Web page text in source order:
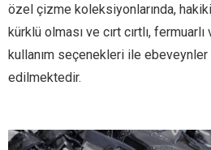
özel çizme koleksiyonlarında,
kürklü olması ve cırt cırtlı,
kullanım seçenekleri ile
edilmektedir.